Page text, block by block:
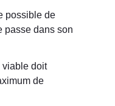
possible de
passe dans son
viable doit
de